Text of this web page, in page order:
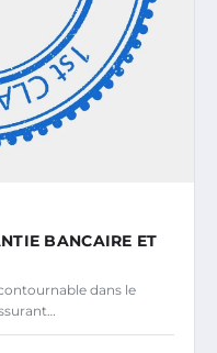
BANCAIRE ET
dans le